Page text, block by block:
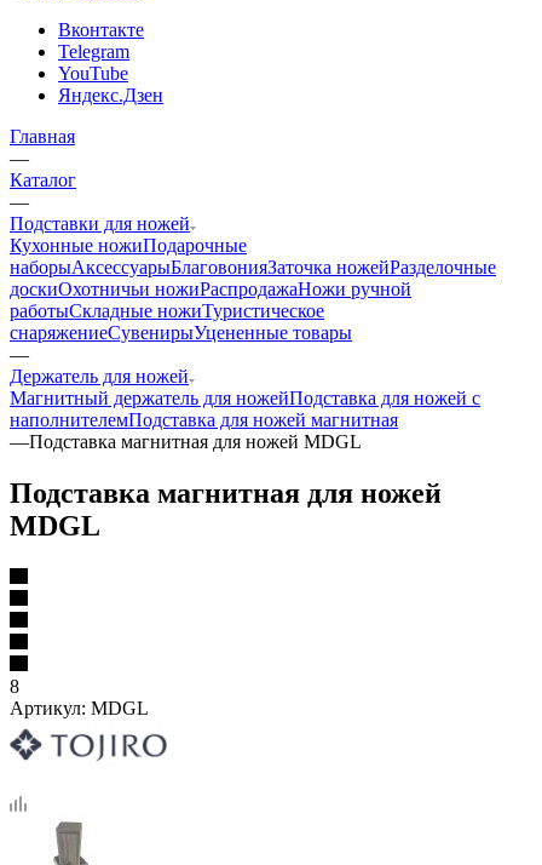
Вконтакте
Telegram
YouTube
Яндекс.Дзен
Главная
—
Каталог
—
Подставки для ножей
Кухонные ножиПодарочные
наборыАксессуарыБлаговонияЗаточка ножейРазделочные
доскиОхотничьи ножиРаспродажаНожи ручной
работыСкладные ножиТуристическое
снаряжениеСувенирыУцененные товары
—
Держатель для ножей
Магнитный держатель для ножейПодставка для ножей с
наполнителемПодставка для ножей магнитная
—Подставка магнитная для ножей MDGL
Подставка магнитная для ножей
MDGL
8
Артикул: MDGL